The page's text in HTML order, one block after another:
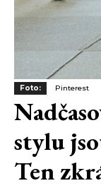
Foto: Pinterest
stylu
Ten